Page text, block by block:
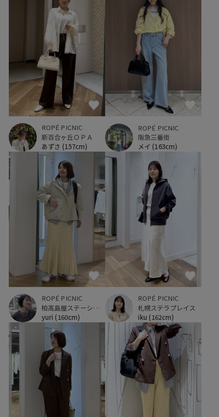
ROPÉ PICNIC
新百合ヶ丘ＯＰＡ
あずさ (157cm)
ROPÉ PICNIC
阪急三番街
メイ (163cm)
ROPÉ PICNIC
柏高島屋ステーションモール
yuri (160cm)
ROPÉ PICNIC
札幌ステラプレイス
iku (162cm)